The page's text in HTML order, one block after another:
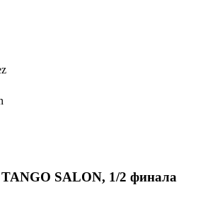
TANGO SALON, 1/2 финала